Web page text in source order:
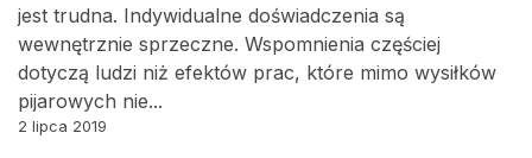
jest trudna. Indywidualne doświadczenia są
wewnętrznie sprzeczne. Wspomnienia częściej
dotyczą ludzi niż efektów prac, które mimo wysiłków
pijarowych nie...
2 lipca 2019